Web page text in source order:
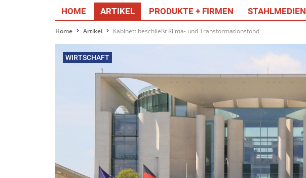
HOME ARTIKEL PRODUKTE + FIRMEN STAHLMEDIEN
Home Artikel Kabinett beschließt Klima- und Transformationsfond
WIRTSCHAFT